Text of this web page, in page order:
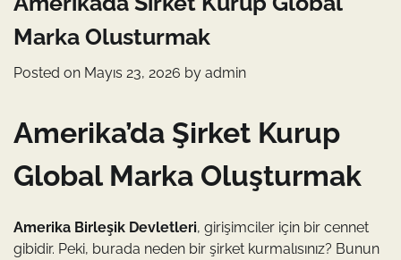
Marka Olusturmak
Posted on Mayıs 23, 2026 by admin
Amerika’da Şirket Kurup
Global Marka Oluşturmak
Amerika Birleşik Devletleri, girişimciler için bir cennet
gibidir. Peki, burada neden bir şirket kurmalısınız? Bunun